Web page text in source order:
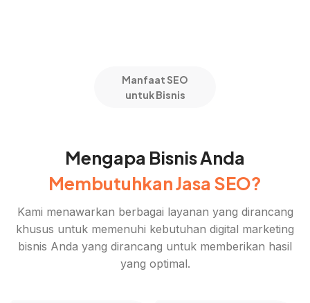
Manfaat SEO
untuk Bisnis
Mengapa Bisnis Anda
Membutuhkan Jasa SEO?
Kami menawarkan berbagai layanan yang dirancang
khusus untuk memenuhi kebutuhan digital marketing
bisnis Anda yang dirancang untuk memberikan hasil
yang optimal.